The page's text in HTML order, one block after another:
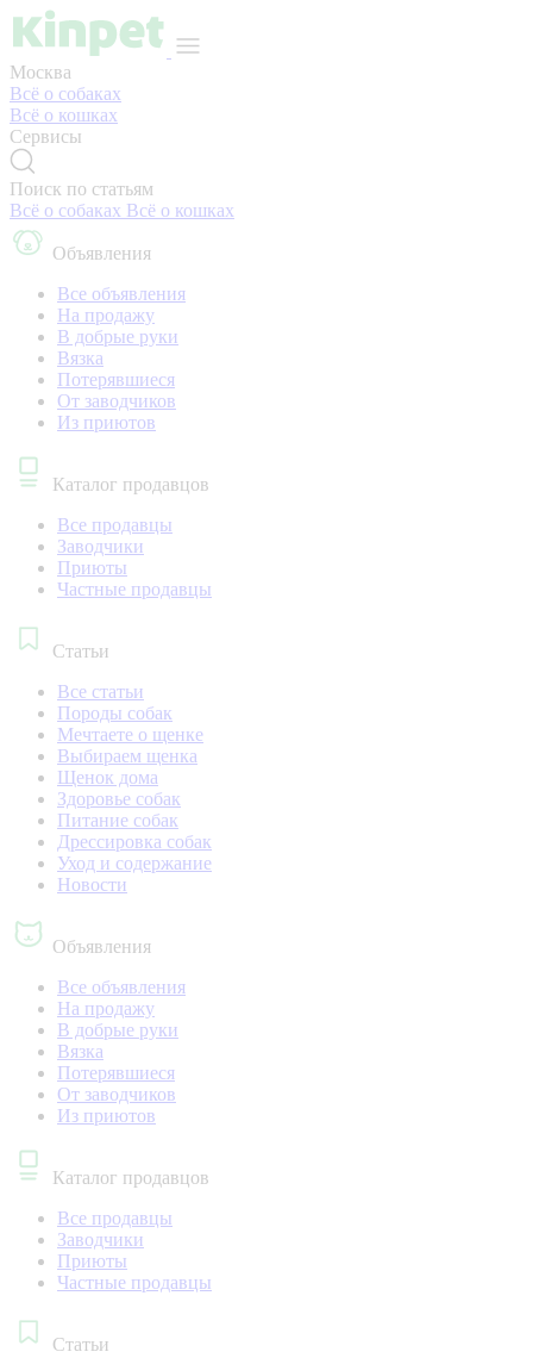
Москва
Всё о собаках
Всё о кошках
Сервисы
Поиск по статьям
Всё о собаках Всё о кошках
Объявления
Все объявления
На продажу
В добрые руки
Вязка
Потерявшиеся
От заводчиков
Из приютов
Каталог продавцов
Все продавцы
Заводчики
Приюты
Частные продавцы
Статьи
Все статьи
Породы собак
Мечтаете о щенке
Выбираем щенка
Щенок дома
Здоровье собак
Питание собак
Дрессировка собак
Уход и содержание
Новости
Объявления
Все объявления
На продажу
В добрые руки
Вязка
Потерявшиеся
От заводчиков
Из приютов
Каталог продавцов
Все продавцы
Заводчики
Приюты
Частные продавцы
Статьи